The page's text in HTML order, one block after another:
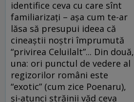
identifice ceva cu care sînt
familiarizaţi – aşa cum te-ar
lăsa să presupui ideea că
cineaştii noştri împrumută
“privirea Celuilalt”... Din două,
una: ori punctul de vedere al
regizorilor români este
“exotic” (cum zice Poenaru),
şi-atunci străinii văd ceva